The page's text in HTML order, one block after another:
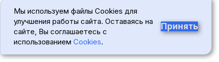
строительство. В соответствии с ч. 17 ст. 51
ГрК РФ выдача разрешения на строительство
не требуется в отношении следующих
объектов:
Мы используем файлы Cookies для
улучшения работы сайта. Оставаясь на
сайте, Вы соглашаетесь с
использованием Cookies.
Принять